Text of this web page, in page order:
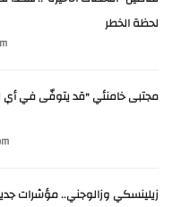
لحظة الخطر
مجتبى خامنئي "قد يتوفّى في
زيلينسكي وزالوجني.. مؤشرات